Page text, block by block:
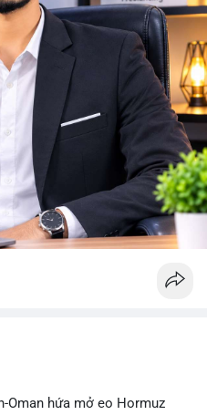
#tichluydaihan
Oman hứa mở eo Hormuz